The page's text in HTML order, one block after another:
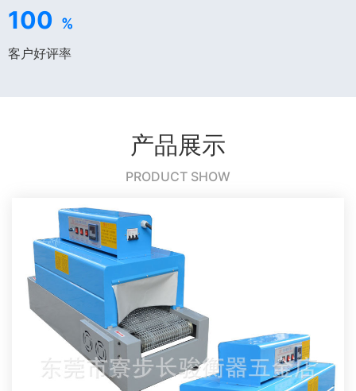
100 %
客户好评率
产品展示
PRODUCT SHOW